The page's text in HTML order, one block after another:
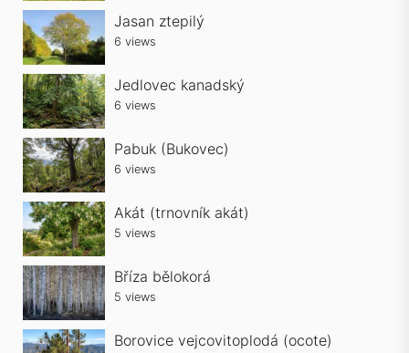
Jasan ztepilý
6 views
Jedlovec kanadský
6 views
Pabuk (Bukovec)
6 views
Akát (trnovník akát)
5 views
Bříza bělokorá
5 views
Borovice vejcovitoplodá (ocote)